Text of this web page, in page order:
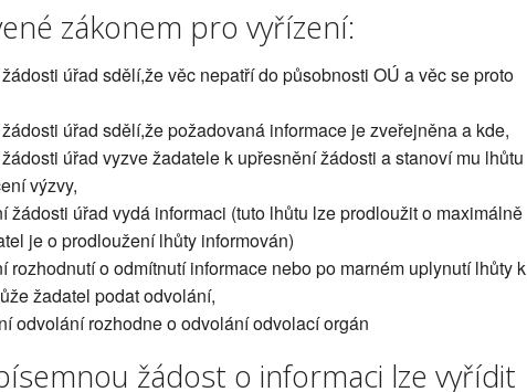
zákonem pro vyřízení:
úřad sdělí,že věc nepatří do působnosti OÚ a věc se proto
úřad sdělí,že požadovaná informace je zveřejněna a kde,
úřad vyzve žadatele k upřesnění žádosti a stanoví mu lhůtu
výzvy,
žádosti úřad vydá informaci (tuto lhůtu lze prodloužit o maximálně
je o prodloužení lhůty informován)
rozhodnutí o odmítnutí informace nebo po marném uplynutí lhůty k
žadatel podat odvolání,
odvolání rozhodne o odvolání odvolací orgán
žádost o informaci lze vyřídit